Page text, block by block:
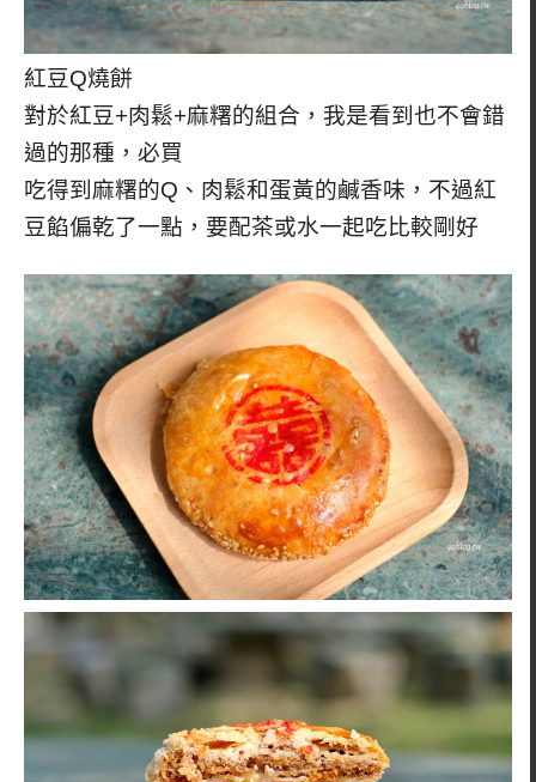
紅豆Q燒餅
對於紅豆+肉鬆+麻糬的組合，我是看到也不會錯
過的那種，必買
吃得到麻糬的Q、肉鬆和蛋黃的鹹香味，不過紅
豆餡偏乾了一點，要配茶或水一起吃比較剛好